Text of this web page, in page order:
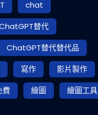
chat
替代
ChatGPT替代替代品
寫作
影片製作
費 繪圖 繪圖工具